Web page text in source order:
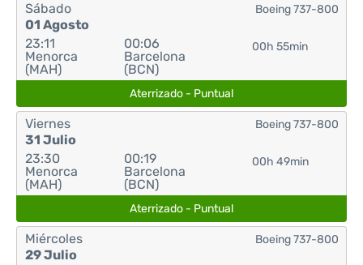
Sábado
01 Agosto
23:11
Menorca
(MAH)
00:06
Barcelona
(BCN)
00h 55min
Boeing 737-800
Aterrizado - Puntual
Viernes
31 Julio
23:30
Menorca
(MAH)
00:19
Barcelona
(BCN)
00h 49min
Boeing 737-800
Aterrizado - Puntual
Miércoles
29 Julio
Boeing 737-800